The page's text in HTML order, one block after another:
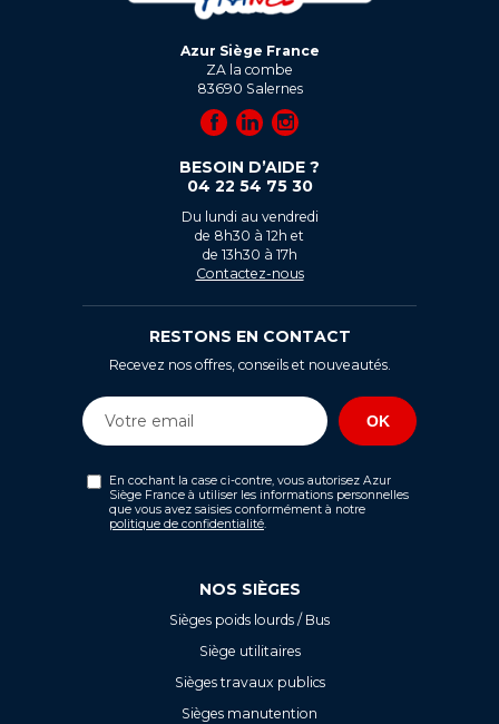
Azur Siège France
ZA la combe
83690 Salernes
BESOIN D’AIDE ?
04 22 54 75 30
Du lundi au vendredi
de 8h30 à 12h et
de 13h30 à 17h
Contactez-nous
RESTONS EN CONTACT
Recevez nos offres, conseils et nouveautés.
En cochant la case ci-contre, vous autorisez Azur
Siège France à utiliser les informations personnelles
que vous avez saisies conformément à notre
politique de confidentialité.
NOS SIÈGES
Sièges poids lourds / Bus
Siège utilitaires
Sièges travaux publics
Sièges manutention